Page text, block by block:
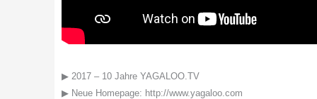
▶ 2017 – 10 Jahre YAGALOO.TV
▶ Neue Homepage: http://www.yagaloo.com